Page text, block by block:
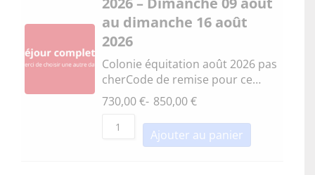
au dimanche 16 août
2026
Colonie équitation août 2026 pas
cherCode de remise pour ce…
730,00€- 850,00€
Ajouter au panier